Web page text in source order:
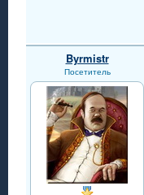
Byrmistr
Посетитель